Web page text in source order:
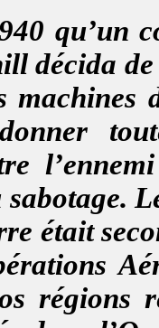
qu’un
décida
machines
était
A
régions